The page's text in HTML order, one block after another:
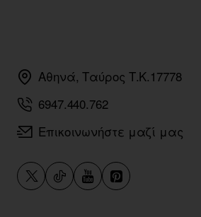
Αθηνά, Ταύρος Τ.Κ.17778
6947.440.762
Επικοινωνήστε μαζί μας